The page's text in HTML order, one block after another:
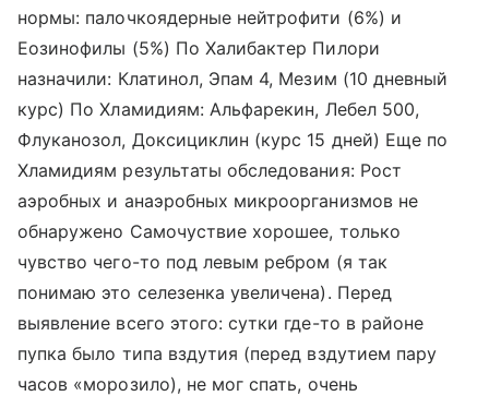
нормы: палочкоядерные нейтрофити (6%) и
Еозинофилы (5%) По Халибактер Пилори
назначили: Клатинол, Эпам 4, Мезим (10 дневный
курс) По Хламидиям: Альфарекин, Лебел 500,
Флуканозол, Доксициклин (курс 15 дней) Еще по
Хламидиям результаты обследования: Рост
аэробных и анаэробных микроорганизмов не
обнаружено Самочуствие хорошее, только
чувство чего-то под левым ребром (я так
понимаю это селезенка увеличена). Перед
выявление всего этого: сутки где-то в районе
пупка было типа вздутия (перед вздутием пару
часов «морозило), не мог спать, очень